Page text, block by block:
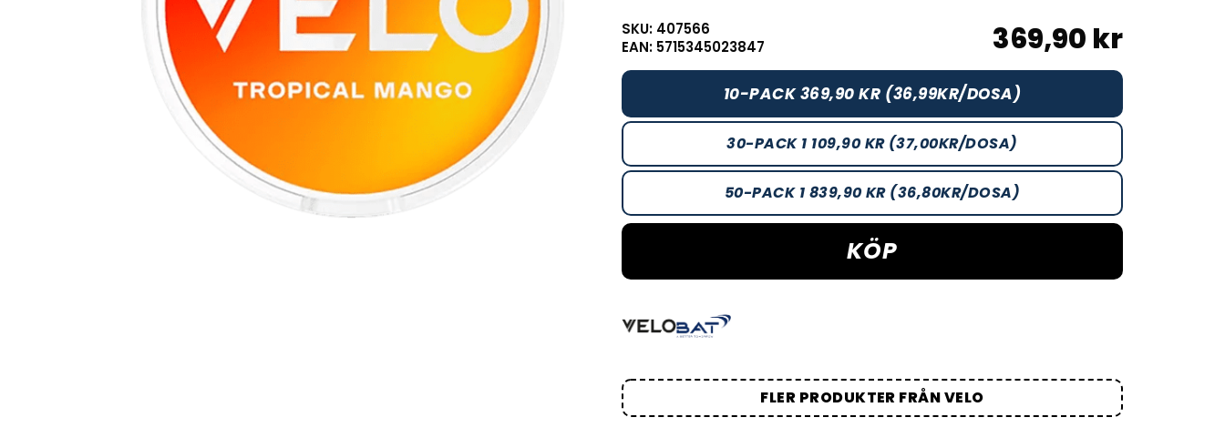
SKU: 407566
EAN: 5715345023847
369,90 kr
10-PACK 369,90 KR (36,99KR/DOSA)
30-PACK 1 109,90 KR (37,00KR/DOSA)
50-PACK 1 839,90 KR (36,80KR/DOSA)
KÖP
FLER PRODUKTER FRÅN VELO